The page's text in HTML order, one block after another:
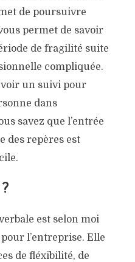
de poursuivre
permet de savoir
de fragilité suite
compliquée.
un suivi pour
dans
savez que l’entrée
des repères est
est selon moi
l’entreprise. Elle
de fléxibilité, de